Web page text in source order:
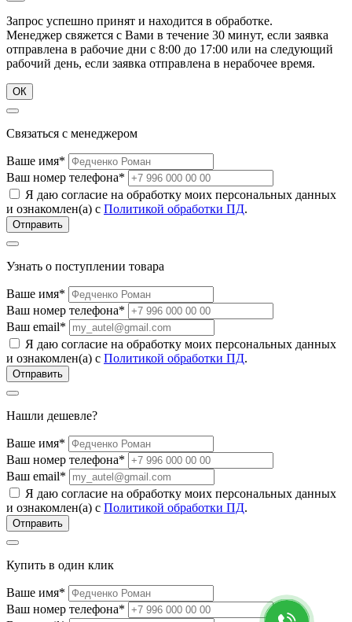
Запрос успешно принят и находится в обработке.
Менеджер свяжется с Вами в течение 30 минут, если заявка
отправлена в рабочие дни с 8:00 до 17:00 или на следующий
рабочий день, если заявка отправлена в нерабочее время.
ОК
Связаться с менеджером
Ваше имя*
Ваш номер телефона*
Я даю согласие на обработку моих персональных данных
и ознакомлен(а) с Политикой обработки ПД.
Узнать о поступлении товара
Ваше имя*
Ваш номер телефона*
Ваш email*
Я даю согласие на обработку моих персональных данных
и ознакомлен(а) с Политикой обработки ПД.
Нашли дешевле?
Ваше имя*
Ваш номер телефона*
Ваш email*
Я даю согласие на обработку моих персональных данных
и ознакомлен(а) с Политикой обработки ПД.
Купить в один клик
Ваше имя*
Ваш номер телефона*